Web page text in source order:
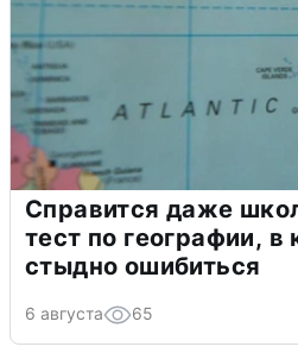
Справится даже
тест по географии, в
стыдно ошибиться
6 августа 65